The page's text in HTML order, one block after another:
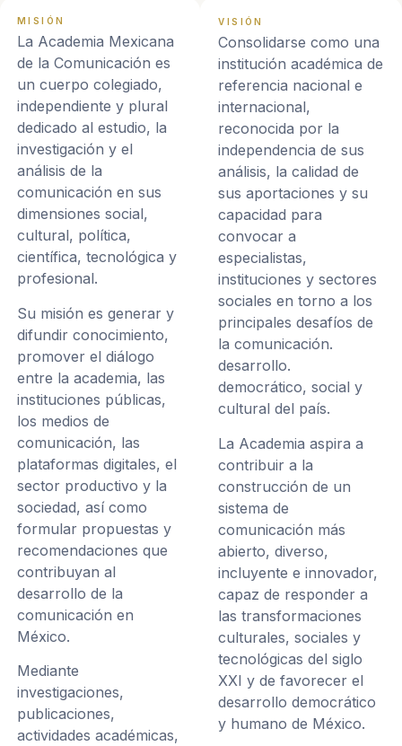
MISIÓN
La Academia Mexicana
de la Comunicación es
un cuerpo colegiado,
independiente y plural
dedicado al estudio, la
investigación y el
análisis de la
comunicación en sus
dimensiones social,
cultural, política,
científica, tecnológica y
profesional.
Su misión es generar y
difundir conocimiento,
promover el diálogo
entre la academia, las
instituciones públicas,
los medios de
comunicación, las
plataformas digitales, el
sector productivo y la
sociedad, así como
formular propuestas y
recomendaciones que
contribuyan al
desarrollo de la
comunicación en
México.
Mediante
investigaciones,
publicaciones,
actividades académicas,
VISIÓN
Consolidarse como una
institución académica de
referencia nacional e
internacional,
reconocida por la
independencia de sus
análisis, la calidad de
sus aportaciones y su
capacidad para
convocar a
especialistas,
instituciones y sectores
sociales en torno a los
principales desafíos de
la comunicación.
desarrollo.
democrático, social y
cultural del país.
La Academia aspira a
contribuir a la
construcción de un
sistema de
comunicación más
abierto, diverso,
incluyente e innovador,
capaz de responder a
las transformaciones
culturales, sociales y
tecnológicas del siglo
XXI y de favorecer el
desarrollo democrático
y humano de México.